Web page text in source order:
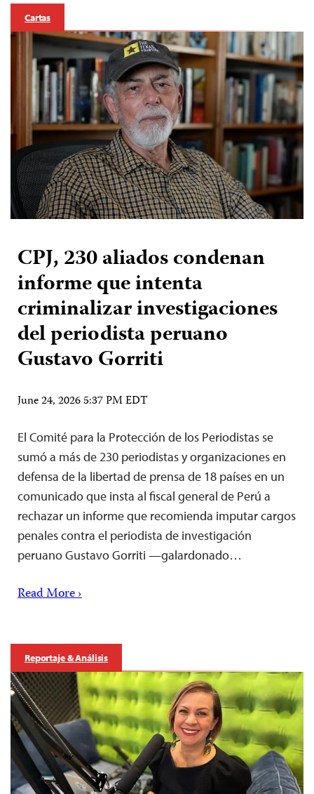
Cartas
CPJ, 230 aliados condenan
informe que intenta
criminalizar investigaciones
del periodista peruano
Gustavo Gorriti
June 24, 2026 5:37 PM EDT
El Comité para la Protección de los Periodistas se
sumó a más de 230 periodistas y organizaciones en
defensa de la libertad de prensa de 18 países en un
comunicado que insta al fiscal general de Perú a
rechazar un informe que recomienda imputar cargos
penales contra el periodista de investigación
peruano Gustavo Gorriti —galardonado…
Read More ›
Reportaje & Análisis